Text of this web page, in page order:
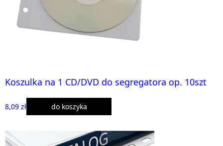
Koszulka na 1 CD/DVD do segregatora op. 10szt
8,09 zł do koszyka